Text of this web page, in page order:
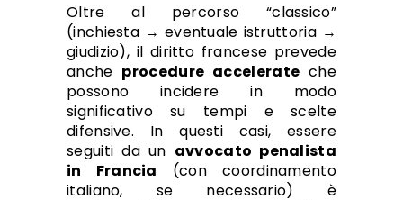
Oltre al percorso “classico”
(inchiesta → eventuale istruttoria →
giudizio), il diritto francese prevede
anche procedure accelerate che
possono incidere in modo
significativo su tempi e scelte
difensive. In questi casi, essere
seguiti da un avvocato penalista
in Francia (con coordinamento
italiano, se necessario) è